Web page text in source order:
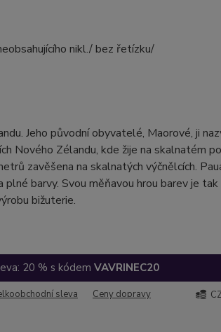
nikl./ bez řetízku/
Jeho původní obyvatelé, Maorové, ji
Nového Zélandu, kde žije na skalnatém
zavěšena na skalnatých výčnělcích.
barvy. Svou měňavou hrou barev je
bižuterie.
20 % s kódem VAVRINEC20
sleva
Ceny dopravy